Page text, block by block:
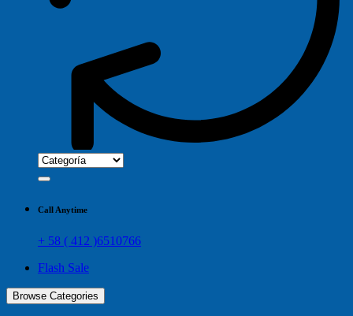
Call Anytime
+ 58 ( 412 )6510766
Flash Sale
Browse Categories